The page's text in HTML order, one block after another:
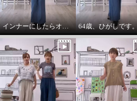
インナーにしたらオールシーズンいけます。インナーパーカー❤️